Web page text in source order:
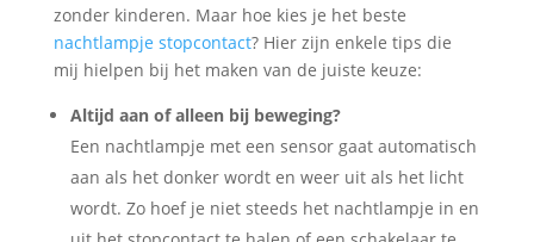
zonder kinderen. Maar hoe kies je het beste
nachtlampje stopcontact? Hier zijn enkele tips die
mij hielpen bij het maken van de juiste keuze:
Altijd aan of alleen bij beweging?
Een nachtlampje met een sensor gaat automatisch
aan als het donker wordt en weer uit als het licht
wordt. Zo hoef je niet steeds het nachtlampje in en